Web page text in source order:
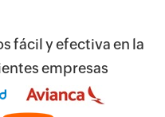
fácil y efectiva en la
empresas